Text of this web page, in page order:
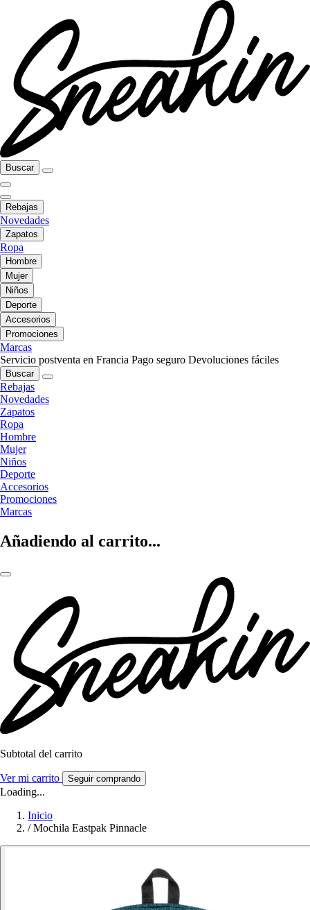
Buscar
Rebajas
Novedades
Zapatos
Ropa
Hombre
Mujer
Niños
Deporte
Accesorios
Promociones
Marcas
Servicio postventa en Francia Pago seguro Devoluciones fáciles
Buscar
Rebajas
Novedades
Zapatos
Ropa
Hombre
Mujer
Niños
Deporte
Accesorios
Promociones
Marcas
Añadiendo al carrito...
Subtotal del carrito
Ver mi carrito Seguir comprando
Loading...
Inicio
/ Mochila Eastpak Pinnacle